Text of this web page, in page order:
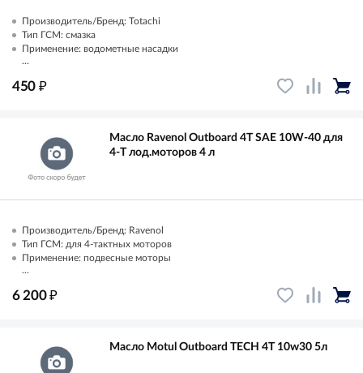
Производитель/Бренд: Totachi
Тип ГСМ: смазка
Применение: водометные насадки
...
450 ₽
Масло Ravenol Outboard 4T SAE 10W-40 для
4-T лод.моторов 4 л
Производитель/Бренд: Ravenol
Тип ГСМ: для 4-тактных моторов
Применение: подвесные моторы
...
6 200₽
Масло Motul Outboard TECH 4T 10w30 5л